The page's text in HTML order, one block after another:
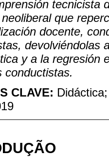
tecnicista
que
docente,
devolviéndolas
y a la regresión
conductistas.
CLAVE: